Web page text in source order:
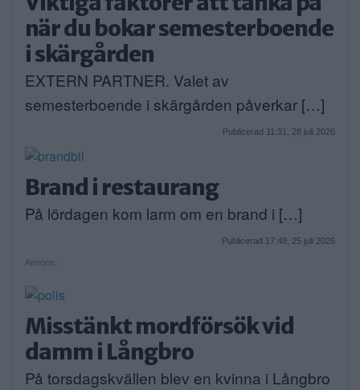
när du bokar semesterboende
i skärgården
EXTERN PARTNER. Valet av
semesterboende i skärgården påverkar […]
Publicerad 11:31, 28 juli 2026
Brand i restaurang
På lördagen kom larm om en brand i […]
Publicerad 17:48, 25 juli 2026
Annons:
Misstänkt mordförsök vid
damm i Långbro
På torsdagskvällen blev en kvinna i Långbro